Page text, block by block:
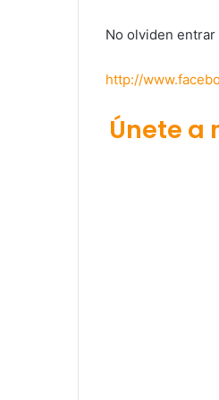
No olviden
http://
Únete a